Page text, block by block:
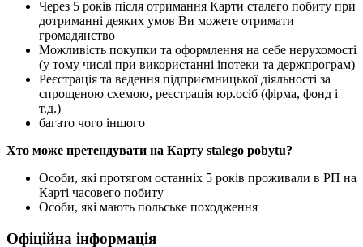
Через 5 років після отримання Карти сталего побиту при
дотриманні деяких умов Ви можете отримати
громадянство
Можливість покупки та оформлення на себе нерухомості
(у тому числі при використанні іпотеки та держпрограм)
Реєстрація та ведення підприємницької діяльності за
спрощеною схемою, реєстрація юр.осіб (фірма, фонд і
т.д.)
багато чого іншого
Хто може претендувати на Карту stalego pobytu?
Особи, які протягом останніх 5 років проживали в РП на
Карті часовего побиту
Особи, які мають польське походження
Офіційна інформація